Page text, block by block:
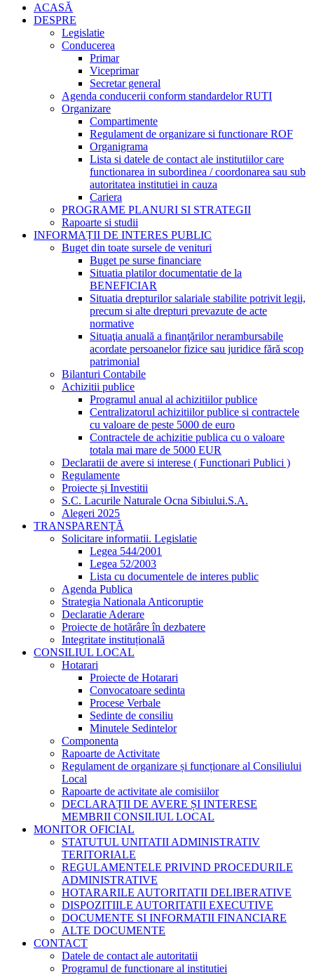
ACASĂ
DESPRE
Legislatie
Conducerea
Primar
Viceprimar
Secretar general
Agenda conducerii conform standardelor RUTI
Organizare
Compartimente
Regulament de organizare si functionare ROF
Organigrama
Lista si datele de contact ale institutiilor care
functionarea in subordinea / coordonarea sau sub
autoritatea institutiei in cauza
Cariera
PROGRAME PLANURI SI STRATEGII
Rapoarte si studii
INFORMAȚII DE INTERES PUBLIC
Buget din toate sursele de venituri
Buget pe surse financiare
Situatia platilor documentatie de la
BENEFICIAR
Situatia drepturilor salariale stabilite potrivit legii,
precum si alte drepturi prevazute de acte
normative
Situaţia anuală a finanţărilor nerambursabile
acordate persoanelor fizice sau juridice fără scop
patrimonial
Bilanturi Contabile
Achizitii publice
Programul anual al achizitiilor publice
Centralizatorul achizitiilor publice si contractele
cu valoare de peste 5000 de euro
Contractele de achizitie publica cu o valoare
totala mai mare de 5000 EUR
Declaratii de avere si interese ( Functionari Publici )
Regulamente
Proiecte și Investitii
S.C. Lacurile Naturale Ocna Sibiului.S.A.
Alegeri 2025
TRANSPARENȚĂ
Solicitare informatii. Legislatie
Legea 544/2001
Legea 52/2003
Lista cu documentele de interes public
Agenda Publica
Strategia Nationala Anticoruptie
Declaratie Aderare
Proiecte de hotărâre în dezbatere
Integritate instituțională
CONSILIUL LOCAL
Hotarari
Proiecte de Hotarari
Convocatoare sedinta
Procese Verbale
Sedinte de consiliu
Minutele Sedintelor
Componenta
Rapoarte de Activitate
Regulament de organizare și funcționare al Consiliului
Local
Rapoarte de activitate ale comisiilor
DECLARAȚII DE AVERE ȘI INTERESE
MEMBRII CONSILIUL LOCAL
MONITOR OFICIAL
STATUTUL UNITATII ADMINISTRATIV
TERITORIALE
REGULAMENTELE PRIVIND PROCEDURILE
ADMINISTRATIVE
HOTARARILE AUTORITATII DELIBERATIVE
DISPOZITIILE AUTORITATII EXECUTIVE
DOCUMENTE SI INFORMATII FINANCIARE
ALTE DOCUMENTE
CONTACT
Datele de contact ale autoritatii
Programul de functionare al institutiei